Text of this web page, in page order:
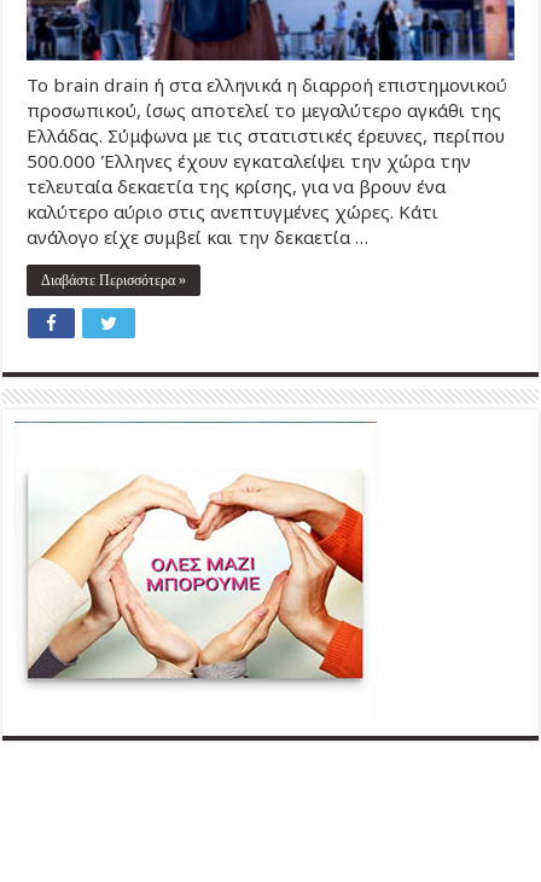
Το brain drain ή στα ελληνικά η διαρροή επιστημονικού
προσωπικού, ίσως αποτελεί το μεγαλύτερο αγκάθι της
Ελλάδας. Σύμφωνα με τις στατιστικές έρευνες, περίπου
500.000 Έλληνες έχουν εγκαταλείψει την χώρα την
τελευταία δεκαετία της κρίσης, για να βρουν ένα
καλύτερο αύριο στις ανεπτυγμένες χώρες. Κάτι
ανάλογο είχε συμβεί και την δεκαετία …
Διαβάστε Περισσότερα »